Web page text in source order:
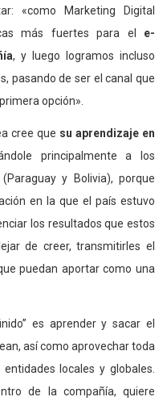
«como Marketing Digital
más fuertes para el e-
, y luego logramos incluso
pasando de ser el canal que
opción».
cree que su aprendizaje en
principalmente a los
y Bolivia), porque
en la que el país estuvo
los resultados que estos
de creer, transmitirles el
puedan aportar como una
es aprender y sacar el
así como aprovechar toda
locales y globales.
de la compañía, quiere